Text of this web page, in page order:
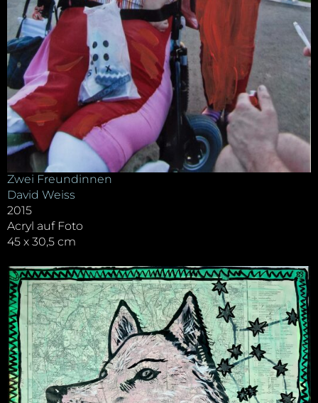
Zwei Freundinnen
David Weiss
2015
Acryl auf Foto
45 x 30,5 cm